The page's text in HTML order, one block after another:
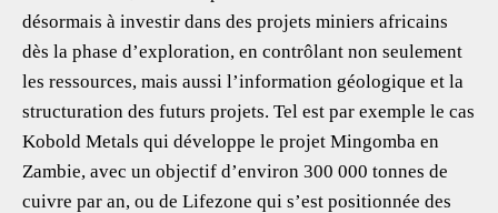
désormais à investir dans des projets miniers africains
dès la phase d’exploration, en contrôlant non seulement
les ressources, mais aussi l’information géologique et la
structuration des futurs projets. Tel est par exemple le cas
Kobold Metals qui développe le projet Mingomba en
Zambie, avec un objectif d’environ 300 000 tonnes de
cuivre par an, ou de Lifezone qui s’est positionnée des